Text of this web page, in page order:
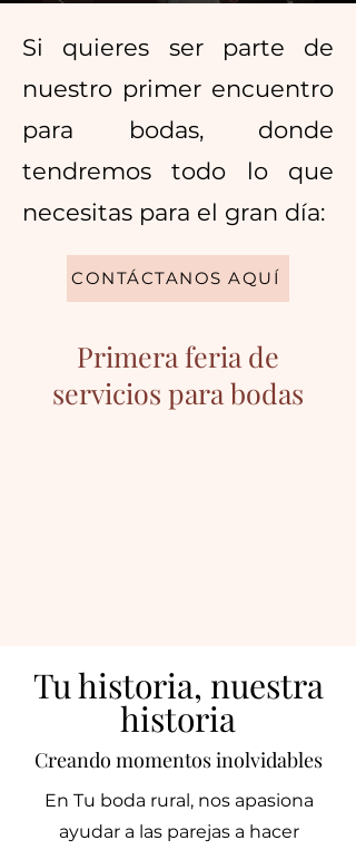
Si quieres ser parte de
nuestro primer encuentro
para bodas, donde
tendremos todo lo que
necesitas para el gran día:
CONTÁCTANOS AQUÍ
Primera feria de
servicios para bodas
Tu historia, nuestra
historia
Creando momentos inolvidables
En Tu boda rural, nos apasiona
ayudar a las parejas a hacer